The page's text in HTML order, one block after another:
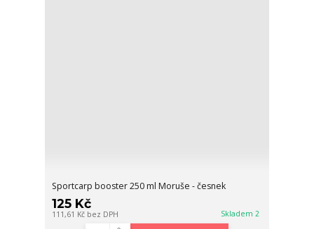
Sportcarp booster 250 ml Moruše - česnek
125 Kč
111,61 Kč bez DPH Skladem 2